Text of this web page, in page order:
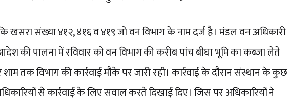
खसरा संख्या ४१२, ४१६ व ४१९ जो वन विभाग के नाम दर्ज है। मंडल वन अधिकारी
की पालना में रविवार को वन विभाग की करीब पांच बीघा भूमि का कब्जा लेते
तक विभाग की कार्रवाई मौके पर जारी रही। कार्रवाई के दौरान संस्थान के कुछ
से कार्रवाई के लिए सवाल करते दिखाई दिए। जिस पर अधिकारियों ने